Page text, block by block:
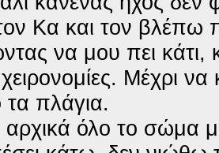
Κα και τον βλέπω
να μου πει κάτι,
Μέχρι
πλάγια.
όλο το σώμα